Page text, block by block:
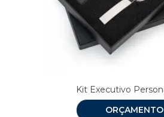
Kit Executivo
ORÇAMENTO